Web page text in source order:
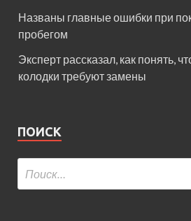
Названы главные ошибки при
пробегом
Эксперт рассказал, как понять,
колодки требуют замены
ПОИСК